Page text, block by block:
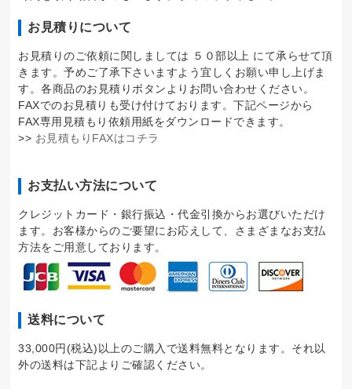
お見積りについて
お見積りのご依頼に関しましては ５０部以上 にて承らせて頂
きます。予めご了承下さいますよう宜しくお願い申し上げま
す。各商品のお見積りボタンよりお問い合わせください。
FAXでのお見積りも受け付けております。下記ページから
FAX専用見積もり依頼用紙をダウンロードできます。
>> お見積もりFAXはコチラ
お支払い方法について
クレジットカード・銀行振込・代金引換からお選びいただけ
ます。お客様からのご要望にお応えして、さまざまなお支払
方法をご用意しております。
送料について
33,000円(税込)以上のご購入で送料無料となります。それ以
外の送料は下記よりご確認ください。